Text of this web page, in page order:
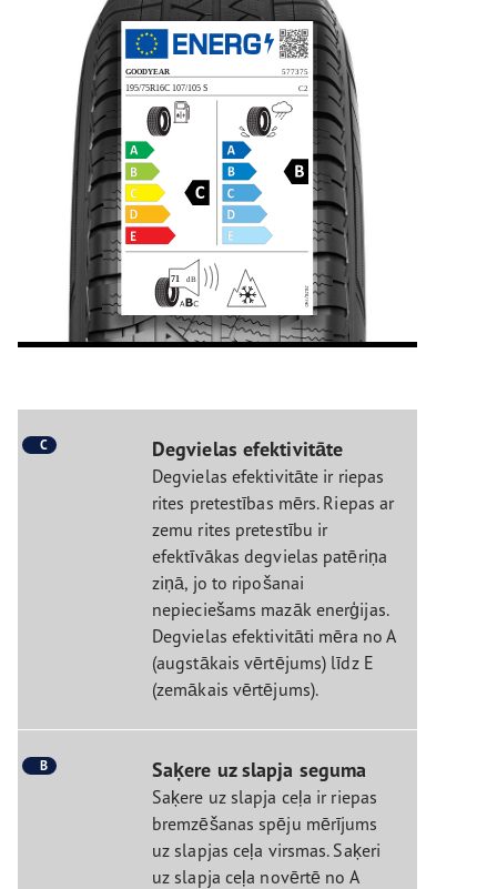
C Degvielas efektivitāte
Degvielas efektivitāte ir riepas
rites pretestības mērs. Riepas ar
zemu rites pretestību ir
efektīvākas degvielas patēriņa
ziņā, jo to ripošanai
nepieciešams mazāk enerģijas.
Degvielas efektivitāti mēra no A
(augstākais vērtējums) līdz E
(zemākais vērtējums).
B Saķere uz slapja seguma
Saķere uz slapja ceļa ir riepas
bremzēšanas spēju mērījums
uz slapjas ceļa virsmas. Saķeri
uz slapja ceļa novērtē no A